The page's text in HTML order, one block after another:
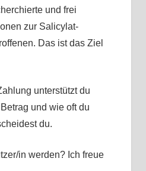
und frei
zur Salicylat-
Das ist das Ziel
unterstützt du
und wie oft du
du.
in werden? Ich freue